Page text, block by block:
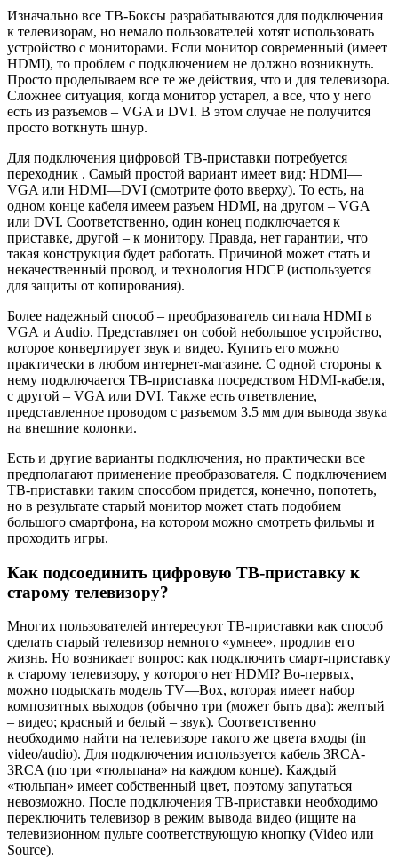
Изначально все ТВ-Боксы разрабатываются для подключения
к телевизорам, но немало пользователей хотят использовать
устройство с мониторами. Если монитор современный (имеет
HDMI), то проблем с подключением не должно возникнуть.
Просто проделываем все те же действия, что и для телевизора.
Сложнее ситуация, когда монитор устарел, а все, что у него
есть из разъемов – VGA и DVI. В этом случае не получится
просто воткнуть шнур.
Для подключения цифровой ТВ-приставки потребуется
переходник . Самый простой вариант имеет вид: HDMI—
VGA или HDMI—DVI (смотрите фото вверху). То есть, на
одном конце кабеля имеем разъем HDMI, на другом – VGA
или DVI. Соответственно, один конец подключается к
приставке, другой – к монитору. Правда, нет гарантии, что
такая конструкция будет работать. Причиной может стать и
некачественный провод, и технология HDCP (используется
для защиты от копирования).
Более надежный способ – преобразователь сигнала HDMI в
VGA и Audio. Представляет он собой небольшое устройство,
которое конвертирует звук и видео. Купить его можно
практически в любом интернет-магазине. С одной стороны к
нему подключается ТВ-приставка посредством HDMI-кабеля,
с другой – VGA или DVI. Также есть ответвление,
представленное проводом с разъемом 3.5 мм для вывода звука
на внешние колонки.
Есть и другие варианты подключения, но практически все
предполагают применение преобразователя. С подключением
ТВ-приставки таким способом придется, конечно, попотеть,
но в результате старый монитор может стать подобием
большого смартфона, на котором можно смотреть фильмы и
проходить игры.
Как подсоединить цифровую ТВ-приставку к
старому телевизору?
Многих пользователей интересуют ТВ-приставки как способ
сделать старый телевизор немного «умнее», продлив его
жизнь. Но возникает вопрос: как подключить смарт-приставку
к старому телевизору, у которого нет HDMI? Во-первых,
можно подыскать модель TV—Box, которая имеет набор
композитных выходов (обычно три (может быть два): желтый
– видео; красный и белый – звук). Соответственно
необходимо найти на телевизоре такого же цвета входы (in
video/audio). Для подключения используется кабель 3RCA-
3RCA(по три «тюльпана» на каждом конце). Каждый
«тюльпан» имеет собственный цвет, поэтому запутаться
невозможно. После подключения ТВ-приставки необходимо
переключить телевизор в режим вывода видео (ищите на
телевизионном пульте соответствующую кнопку (Video или
Source).